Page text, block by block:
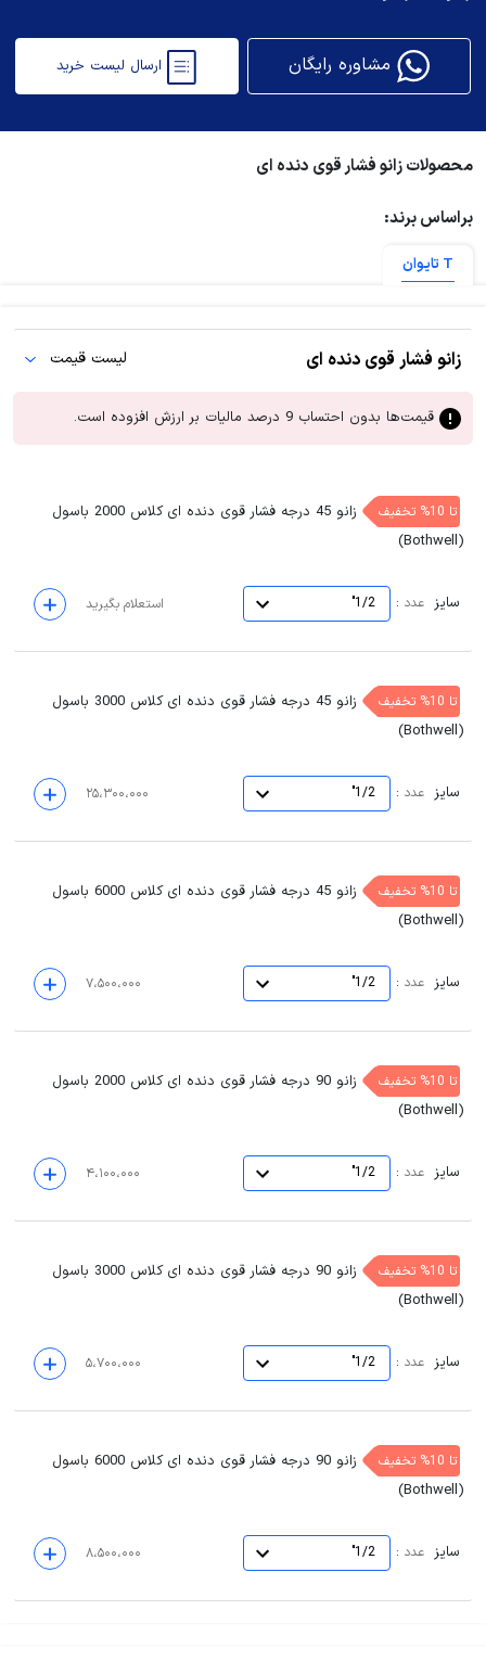
محصولات زانو فشار قوی دنده ای
براساس برند:
T تایوان
زانو فشار قوی دنده ای لیست قیمت
قیمت‌ها بدون احتساب 9 درصد مالیات بر ارزش افزوده است.
تا 10% تخفیف
زانو 45 درجه فشار قوی دنده ای کلاس 2000 باسول
(Bothwell)
سایز عدد :
1/2" استعلام بگیرید
تا 10% تخفیف
زانو 45 درجه فشار قوی دنده ای کلاس 3000 باسول
(Bothwell)
سایز عدد :
1/2" ۲۵،۳۰۰،۰۰۰
تا 10% تخفیف
زانو 45 درجه فشار قوی دنده ای کلاس 6000 باسول
(Bothwell)
سایز عدد :
1/2" ۷،۵۰۰،۰۰۰
تا 10% تخفیف
زانو 90 درجه فشار قوی دنده ای کلاس 2000 باسول
(Bothwell)
سایز عدد :
1/2" ۴،۱۰۰،۰۰۰
تا 10% تخفیف
زانو 90 درجه فشار قوی دنده ای کلاس 3000 باسول
(Bothwell)
سایز عدد :
1/2" ۵،۷۰۰،۰۰۰
تا 10% تخفیف
زانو 90 درجه فشار قوی دنده ای کلاس 6000 باسول
(Bothwell)
سایز عدد :
1/2" ۸،۵۰۰،۰۰۰